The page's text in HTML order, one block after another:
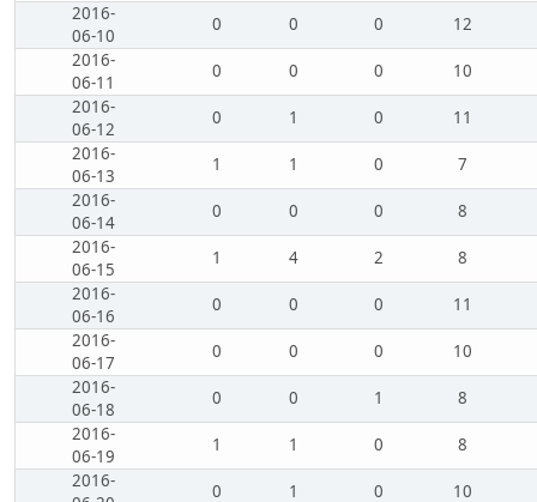
2016-
06-10
0 0 0
12
2016-
06-11
0 0 0
10
2016-
06-12
0 1 0
11
2016-
06-13
1 1 0
7
2016-
06-14
0 0 0
8
2016-
06-15
1 4 2
8
2016-
06-16
0 0 0
11
2016-
06-17
0 0 0
10
2016-
06-18
0 0 1
8
2016-
06-19
1 1 0
8
2016-
0 1 0
10